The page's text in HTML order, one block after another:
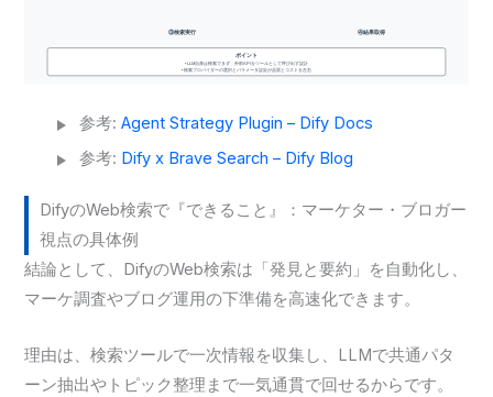
参考:Agent Strategy Plugin – Dify Docs
参考: Dify x Brave Search – Dify Blog
DifyのWeb検索で『できること』：マーケター・ブロガー
視点の具体例
結論として、DifyのWeb検索は「発見と要約」を自動化し、
マーケ調査やブログ運用の下準備を高速化できます。
理由は、検索ツールで一次情報を収集し、LLMで共通パタ
ーン抽出やトピック整理まで一気通貫で回せるからです。